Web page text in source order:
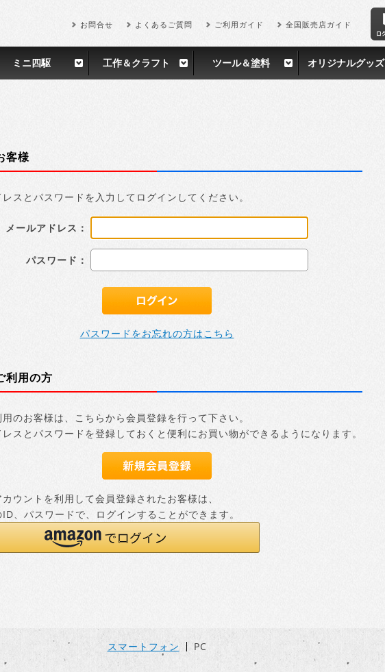
お問合せ よくあるご質問 ご利用ガイド 全国販売店ガイド
ミニ四駆 工作＆クラフト ツール＆塗料 オリジナルグッズ
客様
スとパスワードを入力してログインしてください。
メールアドレス：
パスワード：
パスワードをお忘れの方はこちら
利用の方
のお客様は、こちらから会員登録を行って下さい。
スとパスワードを登録しておくと便利にお買い物ができるようになります。
ウントを利用して会員登録されたお客様は、
、パスワードで、ログインすることができます。
スマートフォン PC